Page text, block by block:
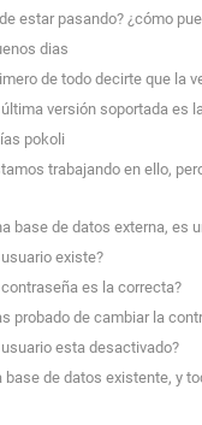
estar pasando? ¿cómo
dias
de todo decirte que
versión soportada es
pokoli
trabajando en ello,
base de datos externa, es
existe?
es la correcta?
probado de cambiar la
esta desactivado?
base de datos existente, y